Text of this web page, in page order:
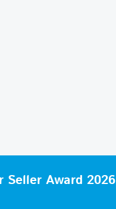
Seller Award 2026